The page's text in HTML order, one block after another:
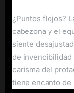
¿Puntos flojos?
cabezona y el
siente
de invencibilidad
carisma del
tiene encanto de